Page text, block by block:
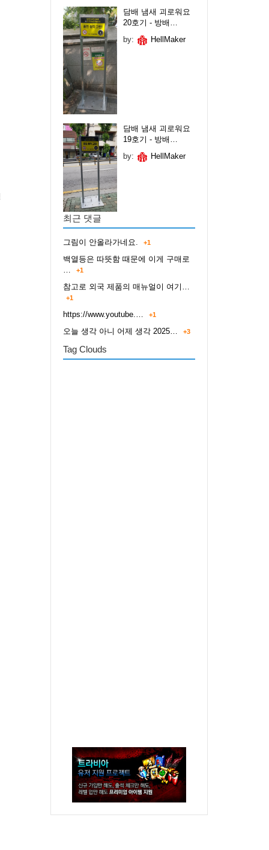
담배 냄새 괴로워요
20호기 - 방배…
by:
HellMaker
담배 냄새 괴로워요
19호기 - 방배…
by:
HellMaker
최근 댓글
그림이 안올라가네요. +1
백열등은 따뜻함 때문에 이게 구매로
…
+1
참고로 외국 제품의 매뉴얼이 여기…
+1
https://www.youtube.… +1
오늘 생각 아니 어제 생각 2025… +3
Tag Clouds